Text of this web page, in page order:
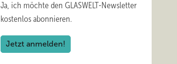
Ja, ich möchte den GLASWELT-Newsletter
kostenlos abonnieren.
Jetzt anmelden!